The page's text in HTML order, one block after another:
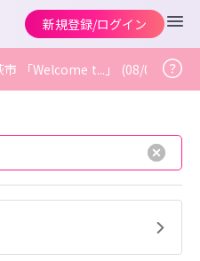
新規登録/ログイン
「Welcome t...」 (08/08)